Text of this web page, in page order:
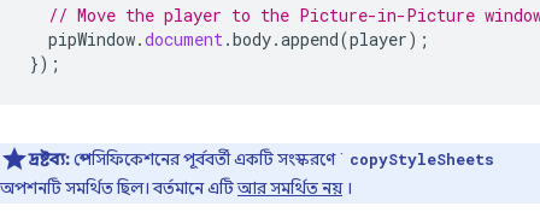
// Move the player to the Picture-in-Picture
pipWindow.document .body.append(player);
});
দ্রষ্টব্য:স্পেসিফিকেশনের পূর্ববর্তী একটি সংস্করণে ` copyStyleSheets
অপশনটি সমর্থিত ছিল। বর্তমানে এটিআর সমর্থিত নয়।